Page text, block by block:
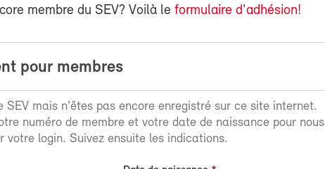
membre du SEV? Voilà le formulaire d'adhésion!
pour membres
SEV mais n'êtes pas encore enregistré sur ce site internet.
numéro de membre et votre date de naissance pour nous
votre login. Suivez ensuite les indications.